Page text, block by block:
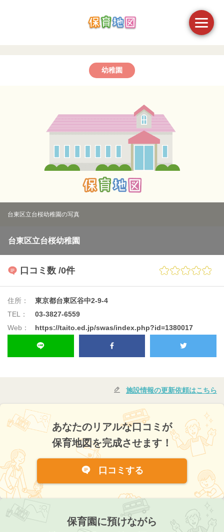
幼稚園
台東区立台桜幼稚園の写真
台東区立台桜幼稚園
口コミ数 /0件
住所：
東京都台東区谷中2-9-4
TEL：
03-3827-6559
Web：
https://taito.ed.jp/swas/index.php?id=1380017
施設情報の更新依頼はこちら
あなたのリアルな口コミが
保育地図を完成させます！
口コミする
保育園に預けながら